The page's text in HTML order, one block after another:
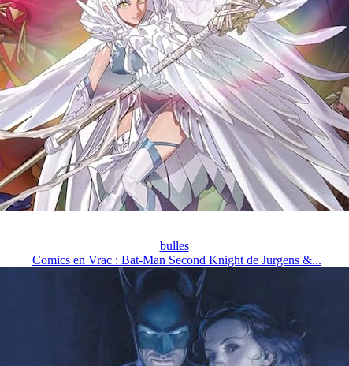
bulles
Comics en Vrac : Bat-Man Second Knight de Jurgens &...